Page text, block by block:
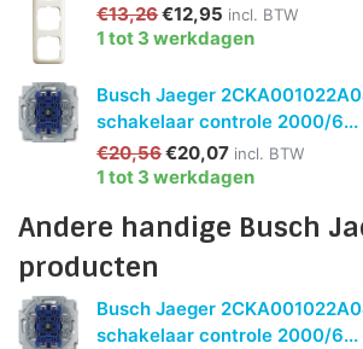
€13,26€12,95 incl. BTW
1 tot 3 werkdagen
Busch Jaeger
schakelaar controle 2000/6...
€20,56€20,07 incl. BTW
1 tot 3 werkdagen
Andere handige Busch
producten
Busch Jaeger
schakelaar controle 2000/6...